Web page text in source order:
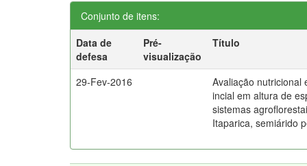
Conjunto de itens:
Data de
defesa
Pré-
visualização
Título
29-Fev-2016
Avaliação nutricional
incial em altura de
sistemas
Itaparica, semiárido